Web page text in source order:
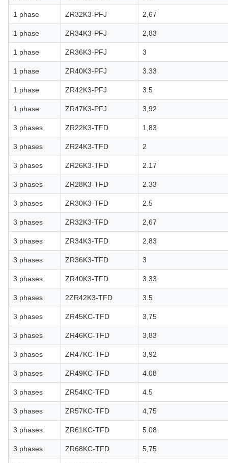
1 phase ZR32K3-PFJ 2,67
1 phase ZR34K3-PFJ 2,83
1 phase ZR36K3-PFJ 3
1 phase ZR40K3-PFJ 3.33
1 phase ZR42K3-PFJ 3.5
1 phase ZR47K3-PFJ 3,92
3 phases ZR22K3-TFD 1,83
3 phases ZR24K3-TFD 2
3 phases ZR26K3-TFD 2.17
3 phases ZR28K3-TFD 2.33
3 phases ZR30K3-TFD 2.5
3 phases ZR32K3-TFD 2,67
3 phases ZR34K3-TFD 2,83
3 phases ZR36K3-TFD 3
3 phases ZR40K3-TFD 3.33
3 phases 2ZR42K3-TFD 3.5
3 phases ZR45KC-TFD 3,75
3 phases ZR46KC-TFD 3,83
3 phases ZR47KC-TFD 3,92
3 phases ZR49KC-TFD 4.08
3 phases ZR54KC-TFD 4.5
3 phases ZR57KC-TFD 4,75
3 phases ZR61KC-TFD 5.08
3 phases ZR68KC-TFD 5,75